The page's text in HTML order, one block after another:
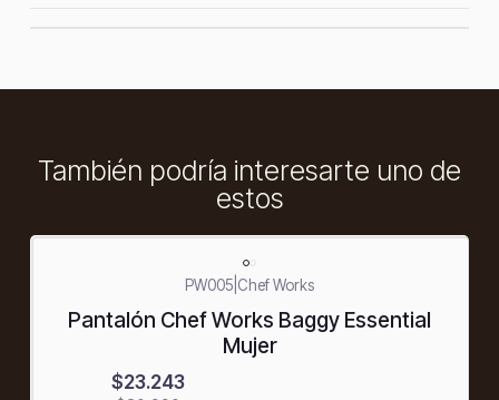
También podría interesarte uno de
estos
PW005 Chef Works
Pantalón Chef Works Baggy Essential
Mujer
$23.243